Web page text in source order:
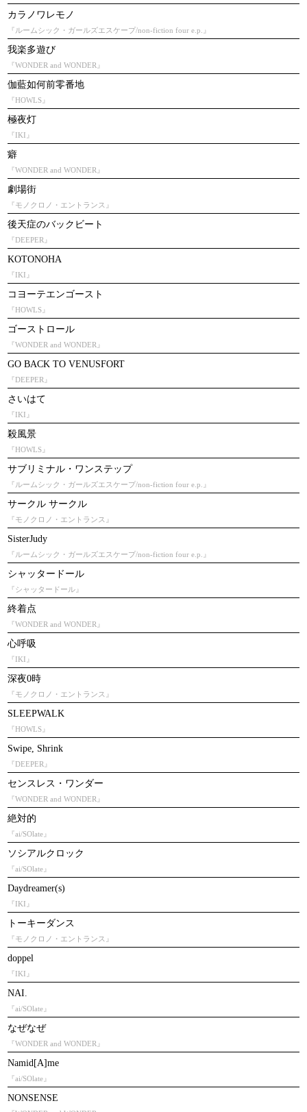
カラノワレモノ
『ルームシック・ガールズエスケープ/non-fiction four e.p.』
我楽多遊び
『WONDER and WONDER』
伽藍如何前零番地
『HOWLS』
極夜灯
『IKI』
癖
『WONDER and WONDER』
劇場街
『モノクロノ・エントランス』
後天症のバックビート
『DEEPER』
KOTONOHA
『IKI』
コヨーテエンゴースト
『HOWLS』
ゴーストロール
『WONDER and WONDER』
GO BACK TO VENUSFORT
『DEEPER』
さいはて
『IKI』
殺風景
『HOWLS』
サブリミナル・ワンステップ
『ルームシック・ガールズエスケープ/non-fiction four e.p.』
サークル サークル
『モノクロノ・エントランス』
SisterJudy
『ルームシック・ガールズエスケープ/non-fiction four e.p.』
シャッタードール
『シャッタードール』
終着点
『WONDER and WONDER』
心呼吸
『IKI』
深夜0時
『モノクロノ・エントランス』
SLEEPWALK
『HOWLS』
Swipe, Shrink
『DEEPER』
センスレス・ワンダー
『WONDER and WONDER』
絶対的
『ai/SOlate』
ソシアルクロック
『ai/SOlate』
Daydreamer(s)
『IKI』
トーキーダンス
『モノクロノ・エントランス』
doppel
『IKI』
NAI.
『ai/SOlate』
なぜなぜ
『WONDER and WONDER』
Namid[A]me
『ai/SOlate』
NONSENSE